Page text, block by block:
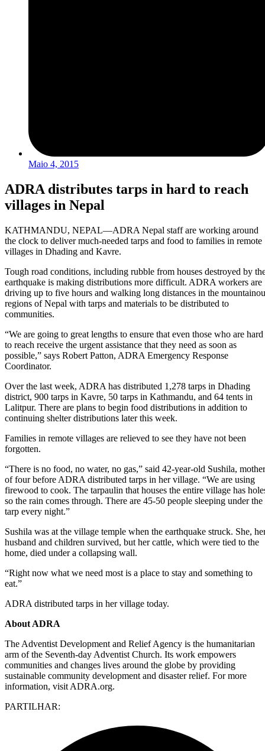
Maio 4, 2015
ADRA distributes tarps in hard to reach
villages in Nepal
KATHMANDU, NEPAL—ADRA Nepal staff are working around
the clock to deliver much-needed tarps and food to families in remote
villages in Dhading and Kavre.
Tough road conditions, including rubble from houses destroyed by
earthquake is making distributions more difficult. ADRA workers are
driving up to five hours and walking long distances in the
regions of Nepal with tarps and materials to be distributed to
communities.
“We are going to great lengths to ensure that even those who are hard
to reach receive the urgent assistance that they need as soon as
possible,” says Robert Patton, ADRA Emergency Response
Coordinator.
Over the last week, ADRA has distributed 1,278 tarps in Dhading
district, 900 tarps in Kavre, 50 tarps in Kathmandu, and 64 tents in
Lalitpur. There are plans to begin food distributions in addition to
continuing shelter distributions later this week.
Families in remote villages are relieved to see they have not been
forgotten.
“There is no food, no water, no gas,” said 42-year-old Sushila, mother
of four before ADRA distributed tarps in her village. “We are using
firewood to cook. The tarpaulin that houses the entire village has
so the rain comes through. There are 45-50 people sleeping under the
tarp every night.”
Sushila was at the village temple when the earthquake struck. She,
husband and children survived, but her cattle, which were tied to the
home, died under a collapsing wall.
“Right now what we need most is a place to stay and something to
eat.”
ADRA distributed tarps in her village today.
About ADRA
The Adventist Development and Relief Agency is the humanitarian
arm of the Seventh-day Adventist Church. Its work empowers
communities and changes lives around the globe by providing
sustainable community development and disaster relief. For more
information, visit ADRA.org.
PARTILHAR: